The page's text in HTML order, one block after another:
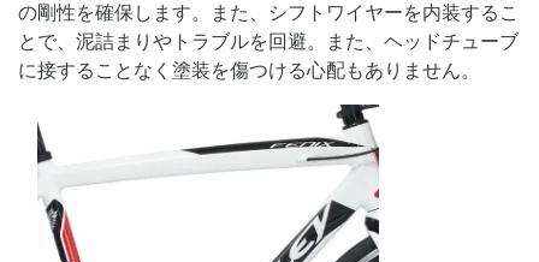
の剛性を確保します。また、シフトワイヤーを内装するこ
とで、泥詰まりやトラブルを回避。また、ヘッドチューブ
に接することなく塗装を傷つける心配もありません。